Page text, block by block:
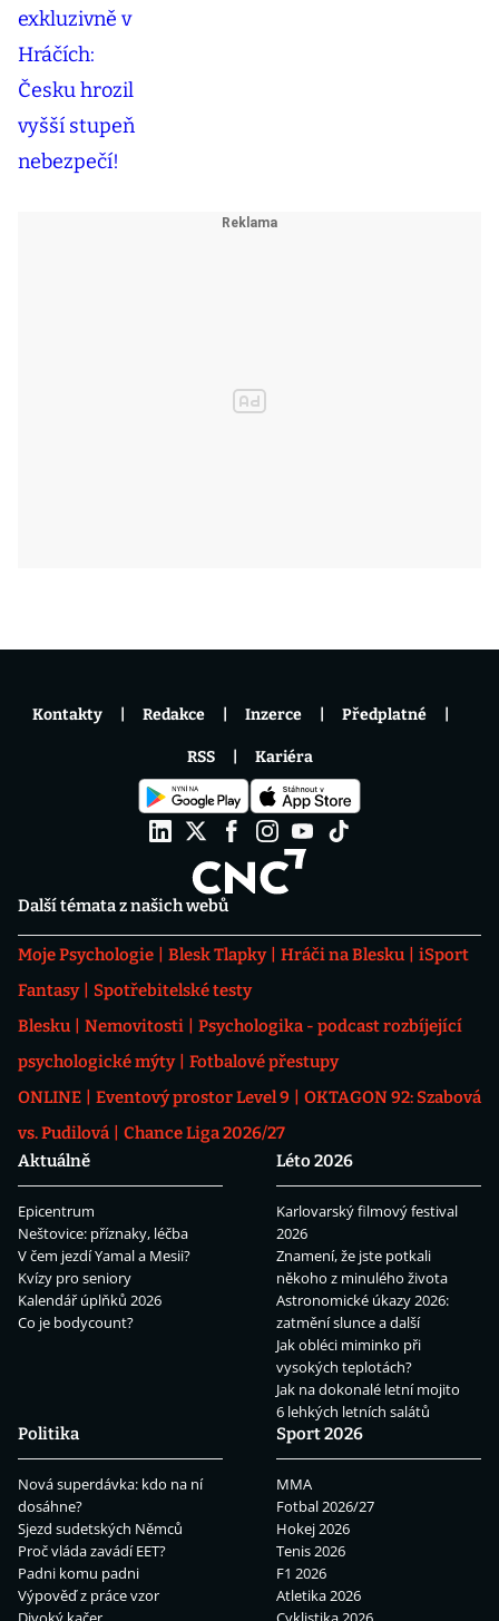
Další témata z našich webů
Moje Psychologie Blesk Tlapky Hráči na Blesku
iSport
Fantasy
Spotřebitelské testy
Blesku
Nemovitosti
Psychologika - podcast rozbíjející
psychologické mýty
Fotbalové přestupy
ONLINE
Eventový prostor Level 9
OKTAGON 92: Szabová
vs. Pudilová
Chance Liga 2026/27
Aktuálně
Epicentrum
Neštovice: příznaky, léčba
V čem jezdí Yamal a Mesii?
Kvízy pro seniory
Kalendář úplňků 2026
Co je bodycount?
Léto 2026
Karlovarský filmový festival
2026
Znamení, že jste potkali
někoho z minulého života
Astronomické úkazy 2026:
zatmění slunce a další
Jak obléci miminko při
vysokých teplotách?
Jak na dokonalé letní mojito
6 lehkých letních salátů
Politika
Nová superdávka: kdo na ní
dosáhne?
Sjezd sudetských Němců
Proč vláda zavádí EET?
Padni komu padni
Výpověď z práce vzor
Sport 2026
MMA
Fotbal 2026/27
Hokej 2026
Tenis 2026
F1 2026
Atletika 2026
Kontakty Redakce Inzerce Předplatné
RSS Kariéra